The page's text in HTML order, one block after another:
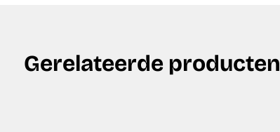
Gerelateerde producten